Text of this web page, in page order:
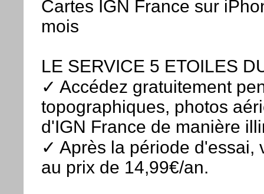
Cartes IGN France sur
mois
LE SERVICE 5 ETOILES
✓ Accédez gratuitement
topographiques, photos
d'IGN France de manière
✓ Après la période d'essai,
au prix de 14,99€/an.